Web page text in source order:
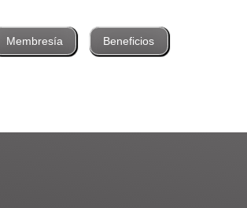
Membresía Beneficios